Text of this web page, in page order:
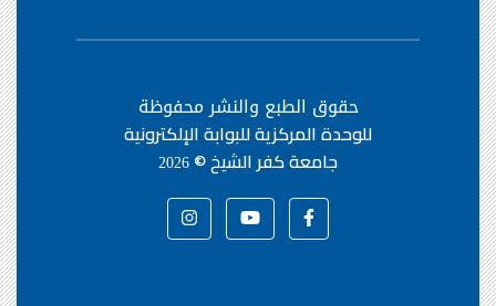
حقوق الطبع والنشر محفوظة
للوحدة المركزية للبوابة الإلكترونية
جامعة كفر الشيخ ©2026